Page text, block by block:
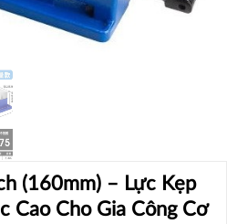
(160mm) – Lực Kẹp
Cao Cho Gia Công Cơ